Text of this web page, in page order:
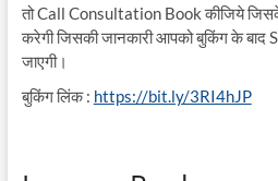
तो Call Consultation Book कीजिये जिसके
करेगी जिसकी जानकारी आपको बुकिंग के बाद
जाएगी।
बुकिंग लिंक : https://bit.ly/3RI4hJP